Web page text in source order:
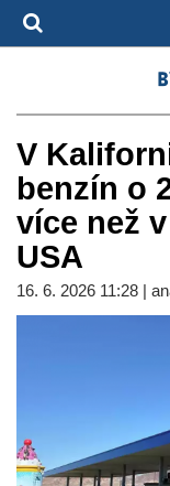
V
benzín o
více než
USA
16. 6. 2026 11:28 |